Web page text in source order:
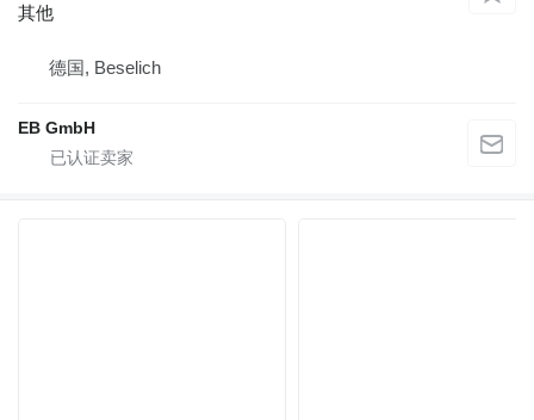
其他
德国, Beselich
EB GmbH